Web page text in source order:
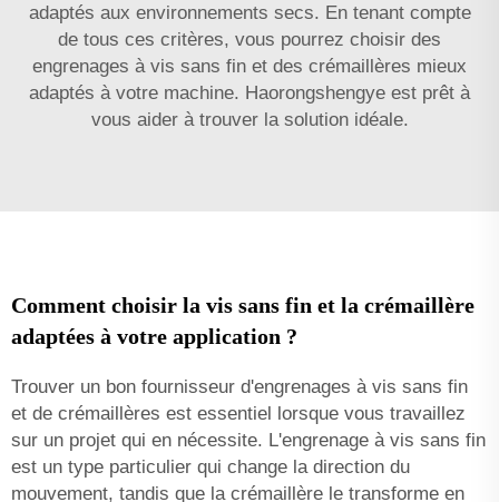
adaptés aux environnements secs. En tenant compte
de tous ces critères, vous pourrez choisir des
engrenages à vis sans fin et des crémaillères mieux
adaptés à votre machine. Haorongshengye est prêt à
vous aider à trouver la solution idéale.
Comment choisir la vis sans fin et la crémaillère
adaptées à votre application ?
Trouver un bon fournisseur d'engrenages à vis sans fin
et de crémaillères est essentiel lorsque vous travaillez
sur un projet qui en nécessite. L'engrenage à vis sans fin
est un type particulier qui change la direction du
mouvement, tandis que la crémaillère le transforme en